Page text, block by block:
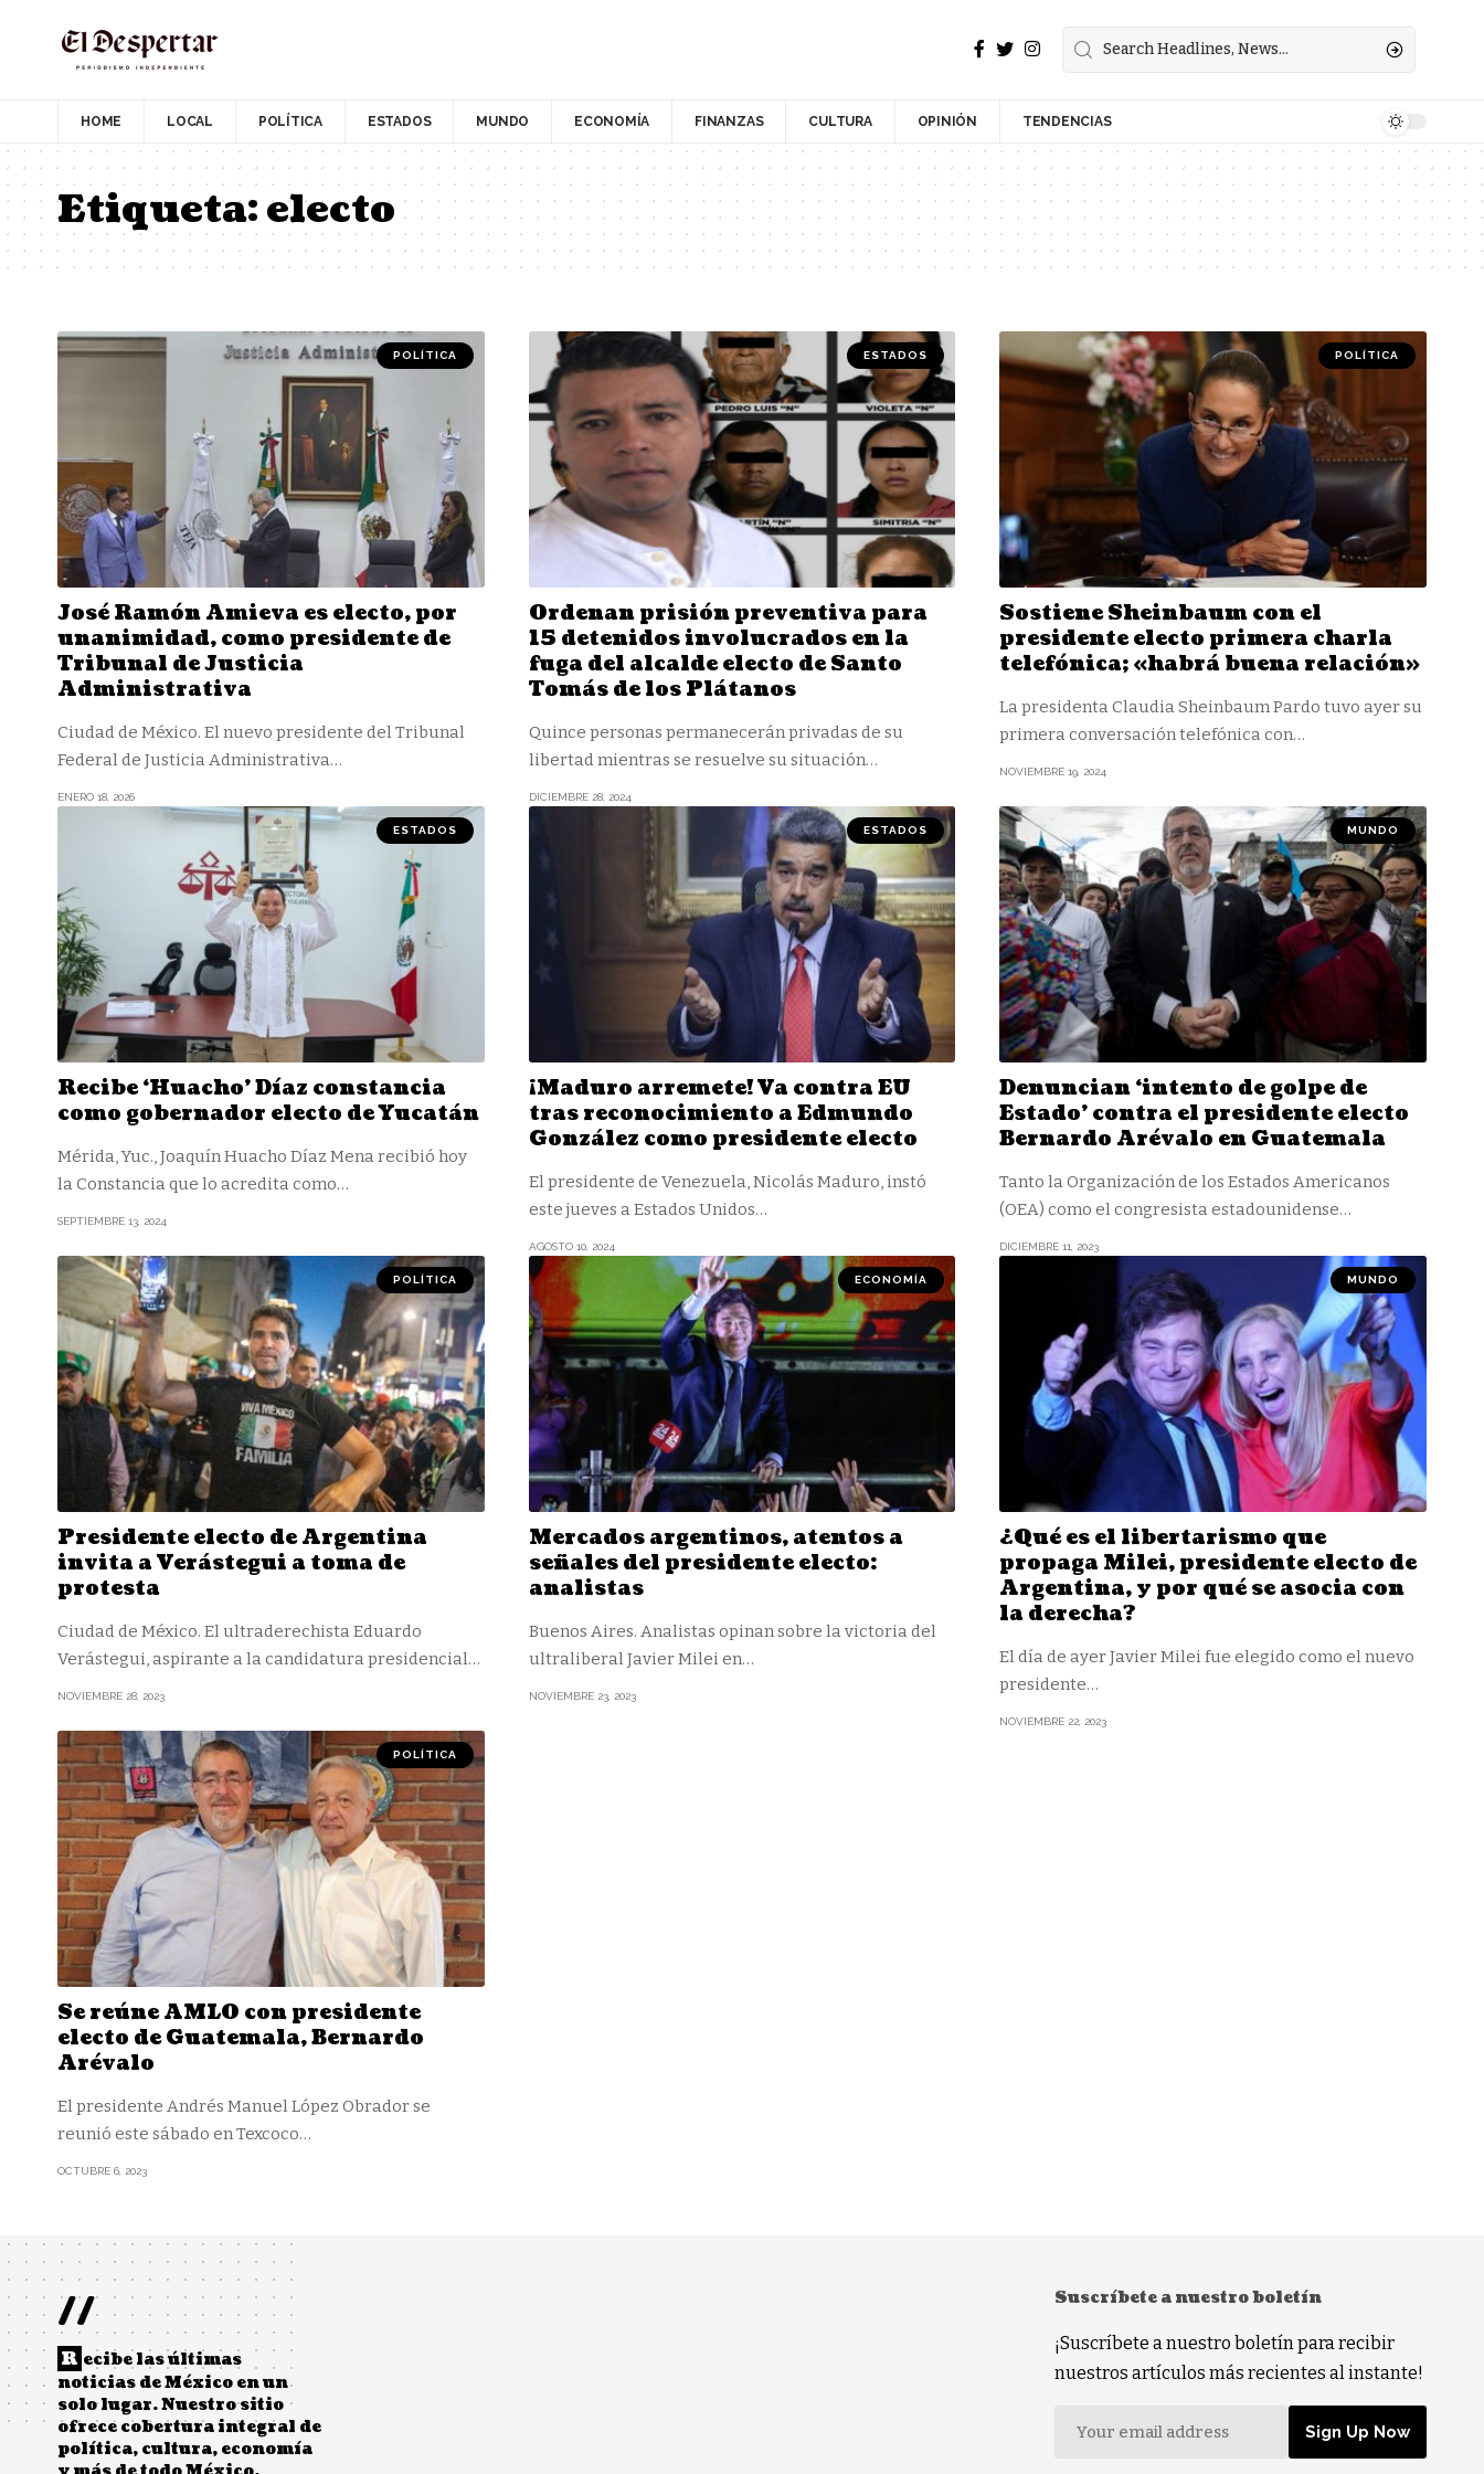
HOME LOCAL POLÍTICA ESTADOS MUNDO ECONOMÍA FINANZAS CULTURA OPINIÓN TENDENCIAS
Etiqueta:electo
POLÍTICA
José Ramón Amieva es electo, por
unanimidad, como presidente de
Tribunal de Justicia
Administrativa
Ciudad de México. El nuevo presidente del Tribunal
Federal de Justicia Administrativa…
ENERO 18, 2026
ESTADOS
Ordenan prisión preventiva para
15 detenidos involucrados en la
fuga del alcalde electo de Santo
Tomás de los Plátanos
Quince personas permanecerán privadas de su
libertad mientras se resuelve su situación…
DICIEMBRE 28, 2024
POLÍTICA
Sostiene Sheinbaum con el
presidente electo primera charla
telefónica; «habrá buena relación»
La presidenta Claudia Sheinbaum Pardo tuvo ayer su
primera conversación telefónica con…
NOVIEMBRE 19, 2024
ESTADOS
Recibe ‘Huacho’ Díaz constancia
como gobernador electo de Yucatán
Mérida, Yuc., Joaquín Huacho Díaz Mena recibió hoy
la Constancia que lo acredita como…
SEPTIEMBRE 13, 2024
ESTADOS
¡Maduro arremete! Va contra EU
tras reconocimiento a Edmundo
González como presidente electo
El presidente de Venezuela, Nicolás Maduro, instó
este jueves a Estados Unidos…
AGOSTO 10, 2024
MUNDO
Denuncian ‘intento de golpe de
Estado’ contra el presidente electo
Bernardo Arévalo en Guatemala
Tanto la Organización de los Estados Americanos
(OEA) como el congresista estadounidense…
DICIEMBRE 11, 2023
POLÍTICA
Presidente electo de Argentina
invita a Verástegui a toma de
protesta
Ciudad de México. El ultraderechista Eduardo
Verástegui, aspirante a la candidatura presidencial…
NOVIEMBRE 28, 2023
ECONOMÍA
Mercados argentinos, atentos a
señales del presidente electo:
analistas
Buenos Aires. Analistas opinan sobre la victoria del
ultraliberal Javier Milei en…
NOVIEMBRE 23, 2023
MUNDO
¿Qué es el libertarismo que
propaga Milei, presidente electo de
Argentina, y por qué se asocia con
la derecha?
El día de ayer Javier Milei fue elegido como el nuevo
presidente…
NOVIEMBRE 22, 2023
POLÍTICA
Se reúne AMLO con presidente
electo de Guatemala, Bernardo
Arévalo
El presidente Andrés Manuel López Obrador se
reunió este sábado en Texcoco…
OCTUBRE 6, 2023
//
R ecibe las últimas
noticias de México en un
solo lugar. Nuestro sitio
ofrece cobertura integral de
política, cultura, economía
Suscríbete a nuestro boletín
¡Suscríbete a nuestro boletín para recibir
nuestros artículos más recientes al instante!